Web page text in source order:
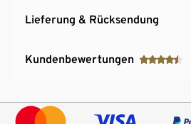
Lieferung & Rücksendung
Kundenbewertungen